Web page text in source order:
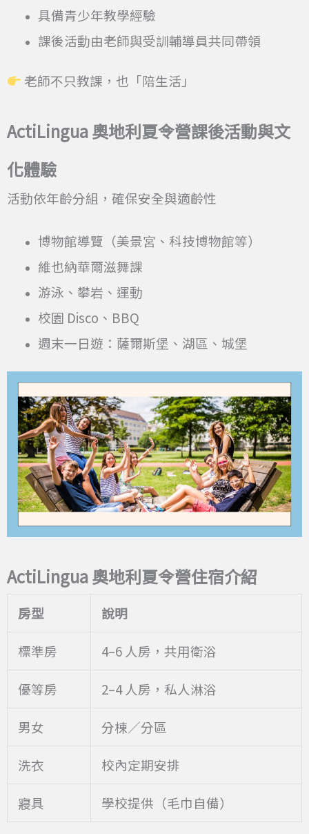
具備青少年教學經驗
課後活動由老師與受訓輔導員共同帶領
老師不只教課，也「陪生活」
ActiLingua奧地利夏令營課後活動與文
化體驗
活動依年齡分組，確保安全與適齡性
博物館導覽（美景宮、科技博物館等）
維也納華爾滋舞課
游泳、攀岩、運動
校園 Disco、BBQ
週末一日遊：薩爾斯堡、湖區、城堡
ActiLingua奧地利夏令營住宿介紹
房型 說明
標準房 4–6 人房，共用衛浴
優等房 2–4 人房，私人淋浴
男女 分棟／分區
洗衣 校內定期安排
寢具 學校提供（毛巾自備）